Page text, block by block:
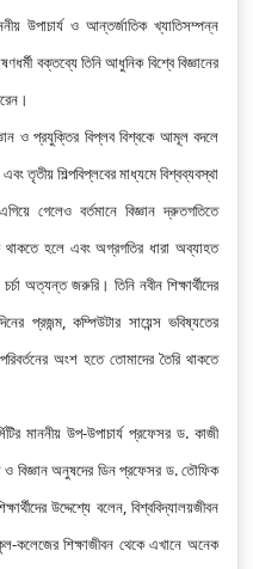
উপাচার্য ও আন্তর্জাতিক খ্যাতিসম্পন্ন
বক্তব্যে তিনি আধুনিক বিশ্বে বিজ্ঞানের
ও প্রযুক্তির বিপ্লব বিশ্বকে আমূল বদলে
তৃতীয় শিল্পবিপ্লবের মাধ্যমে বিশ্বব্যবস্থা
গেলেও বর্তমানে বিজ্ঞান দ্রুতগতিতে
থাকতে হলে এবং অগ্রগতির ধারা অব্যাহত
অত্যন্ত জরুরি। তিনি নবীন শিক্ষার্থীদের
প্রজন্ম, কম্পিউটার সায়েন্স ভবিষ্যতের
অংশ হতে তোমাদের তৈরি থাকতে
মাননীয় উপ-উপাচার্য প্রফেসর ড. কাজী
ও বিজ্ঞান অনুষদের ডিন প্রফেসর ড. তৌফিক
উদ্দেশ্যে বলেন, বিশ্ববিদ্যালয়জীবন
শিক্ষাজীবন থেকে এখানে অনেক